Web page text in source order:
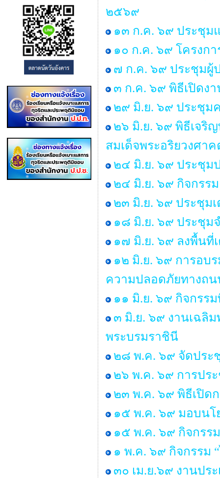
๒๕๖๙
๑๓ ก.ค. ๖๙ ประชุม
๑๐ ก.ค. ๖๙ โครงก
๗ ก.ค. ๖๙ ประชุมผู้
๓ ก.ค. ๖๙ พิธีเปิดงา
๒๙ มิ.ย. ๖๙ ประชุม
๒๖ มิ.ย. ๖๙ พิธีเจริ
สมเด็จพระอริยวงศ
๒๔ มิ.ย. ๖๙ ประชุม
๒๔ มิ.ย. ๖๙ กิจกรร
๒๓ มิ.ย. ๖๙ ประชุม
๑๘ มิ.ย. ๖๙ ประชุม
๑๗ มิ.ย. ๖๙ ลงพื้นที่
๑๒ มิ.ย. ๖๙ การอบ
ความปลอดภัยทางถ
๑๑ มิ.ย. ๖๙ กิจกรร
๓ มิ.ย. ๖๙ งานเฉลิม
พระบรมราชินี
๒๘ พ.ค. ๖๙ จัดประ
๒๖ พ.ค. ๖๙ การปร
๒๓ พ.ค. ๖๙ พิธีเปิด
๑๕ พ.ค. ๖๙ มอบนโ
๑๕ พ.ค. ๖๙ กิจกรร
๑ พ.ค. ๖๙ กิจกรรม
๓๐ เม.ย.๖๙ งานปร